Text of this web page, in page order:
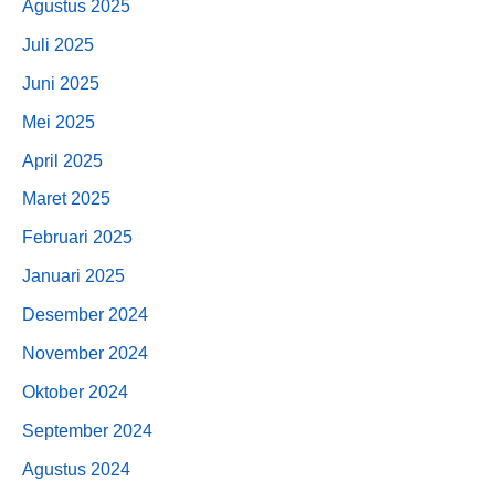
Agustus 2025
Juli 2025
Juni 2025
Mei 2025
April 2025
Maret 2025
Februari 2025
Januari 2025
Desember 2024
November 2024
Oktober 2024
September 2024
Agustus 2024